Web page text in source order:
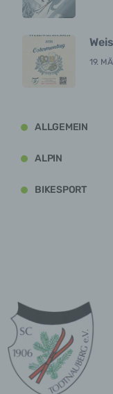
19.
ALLGEMEIN
ALPIN
BIKESPORT
das
durch
andere
oder die
Löschen
d)
Markierung
Profiling ist
Vorlieben,
Verhalten,
dieser
f)